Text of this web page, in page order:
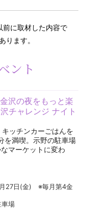
前に取材した内容で
ります。
ント
沢の夜をもっと楽
チャレンジ ナイト
キッチンカーごはんを
を満喫。示野の駐車場
マーケットに変わ
27日(金) ※毎月第4金
車場